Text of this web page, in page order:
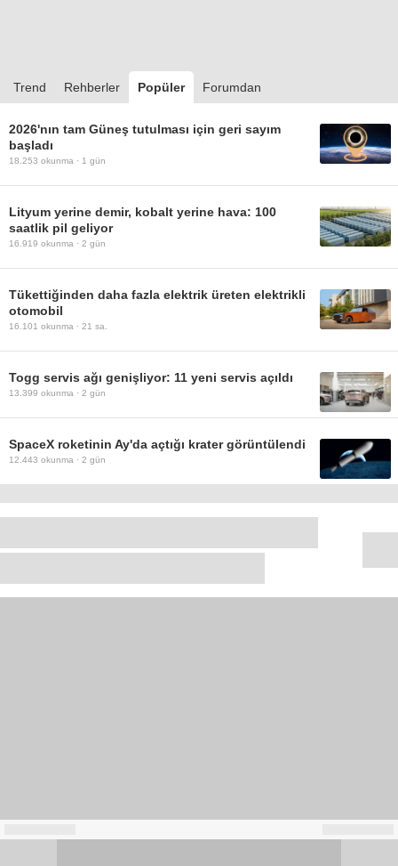
Trend Rehberler Popüler Forumdan
2026'nın tam Güneş tutulması için geri sayım
başladı
18.253 okunma · 1 gün
Lityum yerine demir, kobalt yerine hava: 100
saatlik pil geliyor
16.919 okunma · 2 gün
Tükettiğinden daha fazla elektrik üreten elektrikli
otomobil
16.101 okunma · 21 sa.
Togg servis ağı genişliyor: 11 yeni servis açıldı
13.399 okunma · 2 gün
SpaceX roketinin Ay'da açtığı krater görüntülendi
12.443 okunma · 2 gün